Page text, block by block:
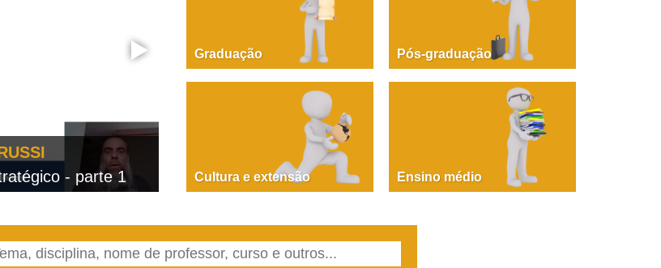
- parte 1
PAOLA GIUSTINA BACCIN
Dire, fare, partire! Aula 1 – parte 1
Graduação Pós-graduação
Cultura e extensão Ensino médio